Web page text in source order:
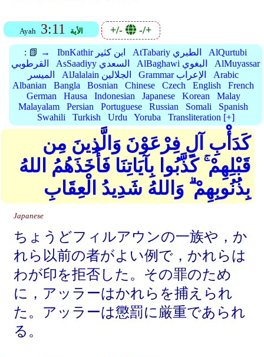
Ayah 3:11 الأية +/- -/+
: 📗 → IbnKathir ابن كثير AtTabariy الطبري
AlQurtubi
القرطوبي
AsSaadiyy السعدي AlBaghawi البغوي
AlMuyassar
الميسر
AlJalalain الجلالين Grammar الإعراب
Arabic
Albanian
Bangla Bosnian Chinese Czech English
French
German
Hausa Indonesian Japanese Korean
Malay
Malayalam
Persian Portuguese Russian Somali
Spanish
Swahili
Turkish Urdu Yoruba Transliteration [+]
كَدَأْبِ آلِ فِرْعَوْنَ وَالَّذِينَ مِن
قَبْلِهِمْ ۚ كَذَّبُوا بِآيَاتِنَا فَأَخَذَهُمُ اللهُ
بِذُنُوبِهِمْ ۗ وَاللهُ شَدِيدُ الْعِقَابِ
Japanese
ちょうどフィルアウンの一族や，か
れら以前の者がよい例で，かれらは
わが印を拒否した。その罪のため
に，アッラーはかれらを捕えられ
た。アッラーは懲罰に厳重であられ
る。